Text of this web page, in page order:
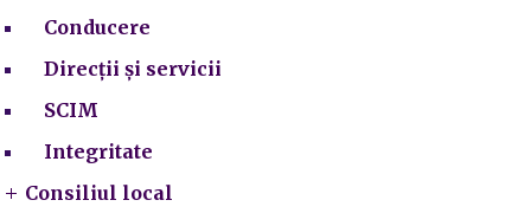
Conducere
Direcții și servicii
SCIM
Integritate
Consiliul local